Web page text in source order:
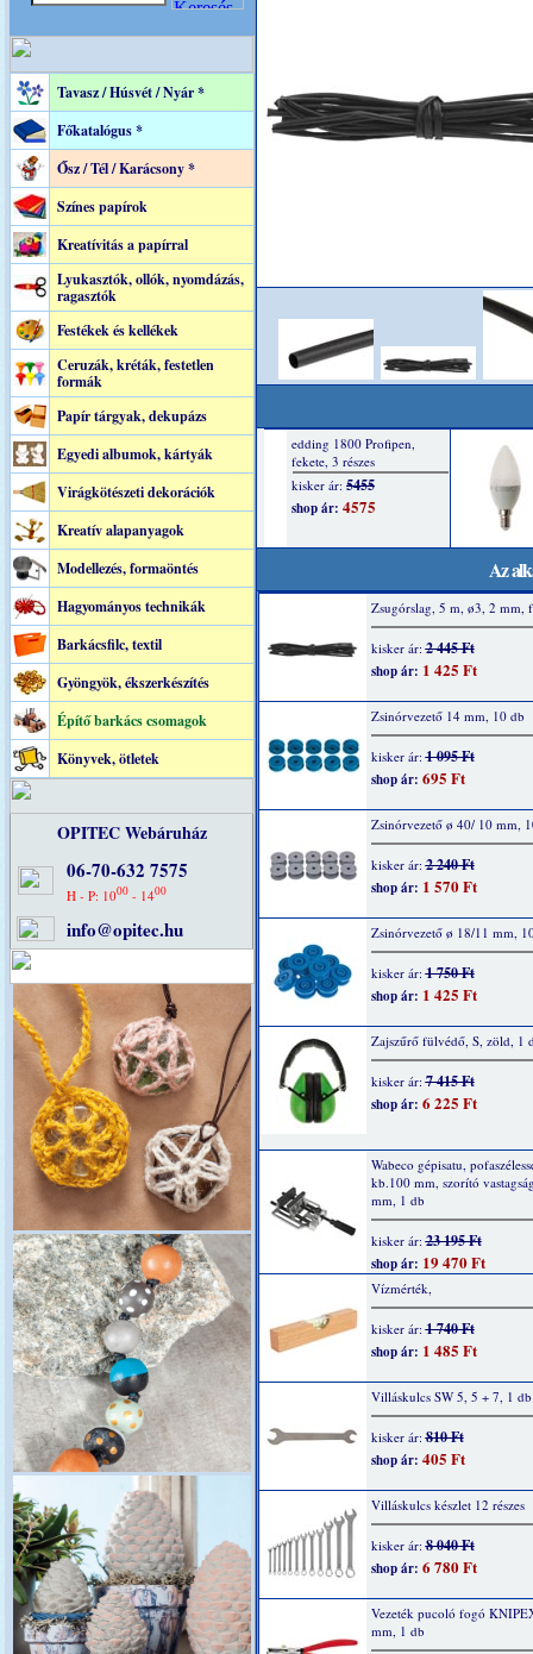
Tavasz / Húsvét / Nyár *
Főkatalógus *
Ősz / Tél / Karácsony *
Színes papírok
Kreatívitás a papírral
Lyukasztók, ollók, nyomdázás,
ragasztók
Festékek és kellékek
Ceruzák, kréták, festetlen
formák
Papír tárgyak, dekupázs
Egyedi albumok, kártyák
Virágkötészeti dekorációk
Kreatív alapanyagok
Modellezés, formaöntés
Hagyományos technikák
Barkácsfilc, textil
Gyöngyök, ékszerkészítés
Építő barkács csomagok
Könyvek, ötletek
OPITEC Webáruház
06-70-632 7575
H - P: 1000 - 1400
info@opitec.hu
Az
Zsugórslag, 5 m, ø3, 2 mm,
kisker ár:2 445 Ft
shop ár: 1 425 Ft
Zsinórvezető 14 mm, 10 db
kisker ár:1 095 Ft
shop ár: 695 Ft
Zsinórvezető ø 40/ 10 mm,
kisker ár:2 240 Ft
shop ár: 1 570 Ft
Zsinórvezető ø 18/11 mm,
kisker ár:1 750 Ft
shop ár: 1 425 Ft
Zajszűrő fülvédő, S, zöld, 1
kisker ár:7 415 Ft
shop ár: 6 225 Ft
Wabeco gépisatu,
kb.100 mm, szorító
mm, 1 db
kisker ár:23 195 Ft
shop ár: 19 470 Ft
Vízmérték,
kisker ár:1 740 Ft
shop ár: 1 485 Ft
Villáskulcs SW 5, 5 + 7, 1 db
kisker ár:810 Ft
shop ár: 405 Ft
Villáskulcs készlet 12 részes
kisker ár:8 040 Ft
shop ár: 6 780 Ft
Vezeték pucoló fogó
mm, 1 db